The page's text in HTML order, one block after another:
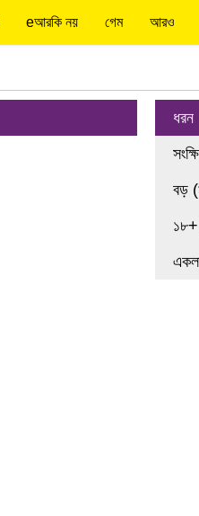
eআরকি নয় গেম আরও
ধরন
বড়